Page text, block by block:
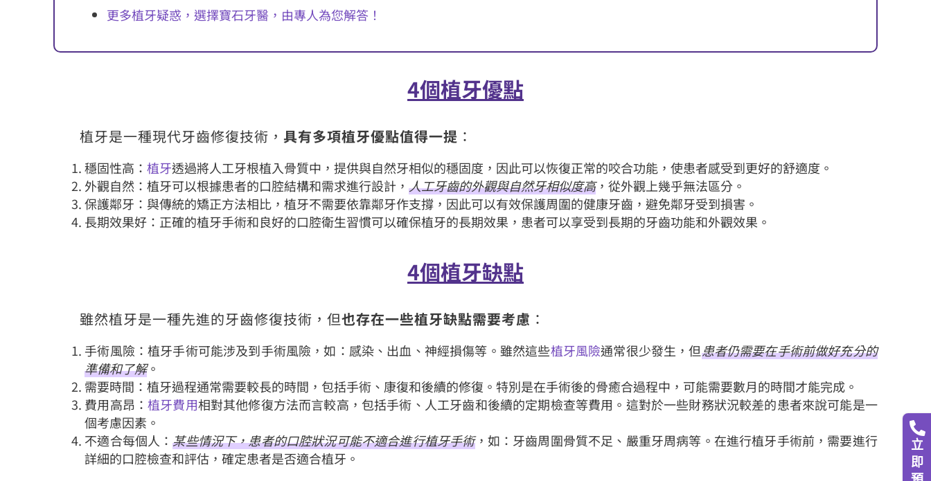
更多植牙疑惑，選擇寶石牙醫，由專人為您解答！
4個植牙優點
植牙是一種現代牙齒修復技術， 具有多項植牙優點值得一提 ：
穩固性高：植牙透過將人工牙根植入骨質中，提供與自然牙相似的穩固度，因此可以恢復正常的咬合功能，使患者感受到更好的舒適度。
外觀自然：植牙可以根據患者的口腔結構和需求進行設計，人工牙齒的外觀與自然牙相似度高，從外觀上幾乎無法區分。
保護鄰牙：與傳統的矯正方法相比，植牙不需要依靠鄰牙作支撐，因此可以有效保護周圍的健康牙齒，避免鄰牙受到損害。
長期效果好：正確的植牙手術和良好的口腔衛生習慣可以確保植牙的長期效果，患者可以享受到長期的牙齒功能和外觀效果。
4個植牙缺點
雖然植牙是一種先進的牙齒修復技術，但也存在一些植牙缺點需要考慮 ：
手術風險：植牙手術可能涉及到手術風險，如：感染、出血、神經損傷等。雖然這些植牙風險通常很少發生，但患者仍需要在手術前做好充分的
準備和了解。
需要時間：植牙過程通常需要較長的時間，包括手術、康復和後續的修復。特別是在手術後的骨癒合過程中，可能需要數月的時間才能完成。
費用高昂：植牙費用相對其他修復方法而言較高，包括手術、人工牙齒和後續的定期檢查等費用。這對於一些財務狀況較差的患者來說可能是一
個考慮因素。
不適合每個人：某些情況下，患者的口腔狀況可能不適合進行植牙手術，如：牙齒周圍骨質不足、嚴重牙周病等。在進行植牙手術前，需要進行
詳細的口腔檢查和評估，確定患者是否適合植牙。
立
即